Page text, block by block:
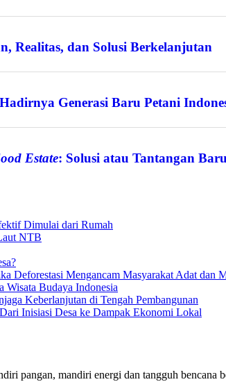
Realitas, dan Solusi Berkelanjutan
Generasi Baru Petani
Estate: Solusi atau Tantangan
Dimulai dari Rumah
NTB
Deforestasi Mengancam Masyarakat Adat dan
Wisata Budaya Indonesia
Keberlanjutan di Tengah Pembangunan
Inisiasi Desa ke Dampak Ekonomi Lokal
pangan, mandiri energi dan tangguh bencana